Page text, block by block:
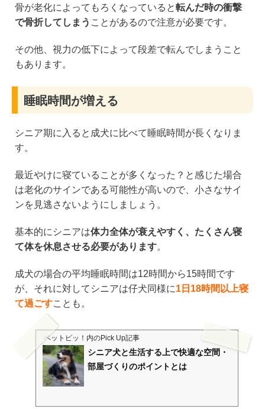
骨が老化によってもろくなっていると転んだ時の衝撃
で骨折してしまう ことがあるので注意が必要です。
その他、視力の低下によって段差で転んでしまうこと
もあります。
睡眠時間が増える
シニア期に入ると成犬に比べて睡眠時間が長くなりま
す。
最近やけに寝ていることが多くなった？と感じた場合
は老化のサインである可能性が高いので、小さなサイ
ンを見逃さないようにしましょう。
基本的にシニアは体力全体が衰えやすく、たくさん寝
て体を休息させる必要があります。
成犬の場合の平均睡眠時間は12時間から15時間です
が、それに対してシニアは仔犬同様に1日18時間以上寝
て過ごすことも。
ペットピッ！ 内のPick Up記事
シニア犬と生活する上で快適な空間・
部屋づくりのポイントとは